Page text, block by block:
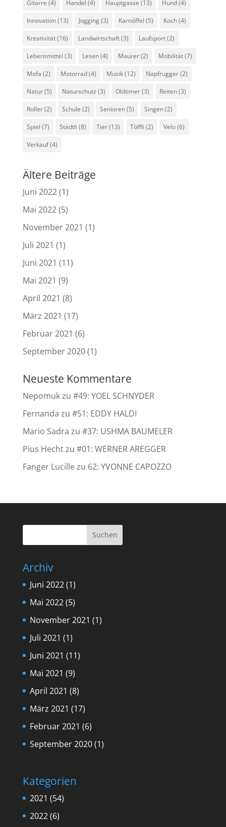
Gitarre (4) Handel (4) Hauptgasse (13) Hund(4)
Innovation(13) Jogging(3) Karnöffel (5) Koch(4)
Kreativität(16) Landwirtschaft(3) Laufsport(2)
Lebensmittel (3) Lesen(4) Maurer(2) Mobilität(7)
Mofa (2) Motorrad(4) Musik(12) Napfrugger(2)
Natur(5) Naturschutz (3) Oldtimer(3) Reiten(3)
Roller(2) Schule (2) Senioren(5) Singen(2)
Spiel (7) Städtli (8) Tier(13) Töffli (2) Velo(6)
Verkauf(4)
Ältere Beiträge
Juni 2022(1)
Mai 2022(5)
November 2021 (1)
Juli 2021 (1)
Juni 2021 (11)
Mai 2021 (9)
April 2021 (8)
März 2021 (17)
Februar 2021 (6)
September 2020(1)
Neueste Kommentare
Nepomukzu #49: YOEL SCHNYDER
Fernanda zu #51: EDDY HALDI
Mario Sadra zu #37: USHMA BAUMELER
Pius Hechtzu #01: WERNER AREGGER
Fanger Lucillezu 62: YVONNE CAPOZZO
Archiv
Juni 2022(1)
Mai 2022(5)
November 2021 (1)
Juli 2021 (1)
Juni 2021 (11)
Mai 2021 (9)
April 2021 (8)
März 2021 (17)
Februar 2021 (6)
September 2020(1)
Kategorien
2021 (54)
2022(6)